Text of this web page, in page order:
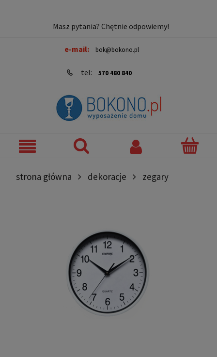
Masz pytania? Chętnie odpowiemy!
e-mail: bok@bokono.pl
tel: 570 480 840
strona główna dekoracje zegary